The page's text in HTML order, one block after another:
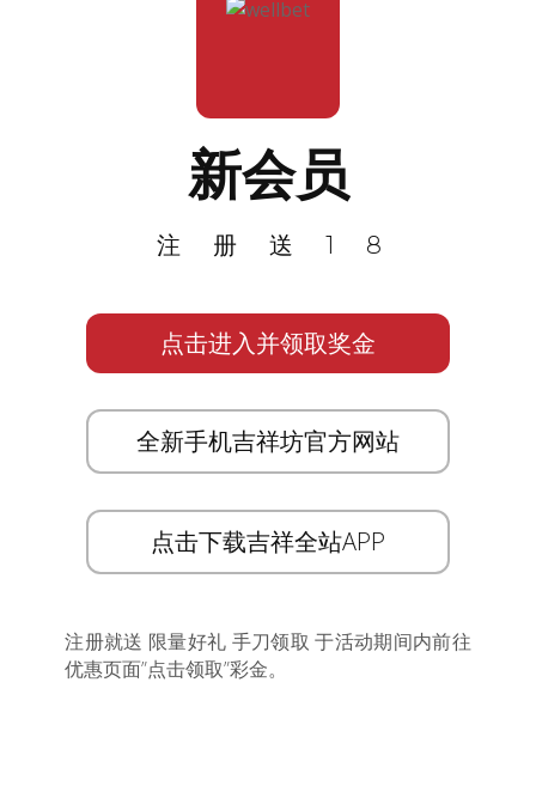
新会员
注册送18
点击进入并领取奖金
全新手机吉祥坊官方网站
点击下载吉祥全站APP
注册就送 限量好礼 手刀领取 于活动期间内前往
优惠页面”点击领取”彩金。